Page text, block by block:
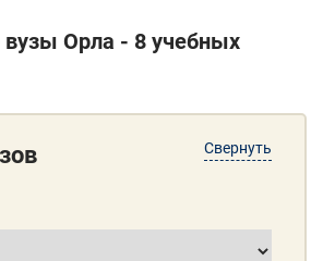
Орла - 8 учебных
Свернуть